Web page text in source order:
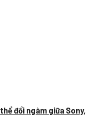
đổi ngàm giữa Sony,